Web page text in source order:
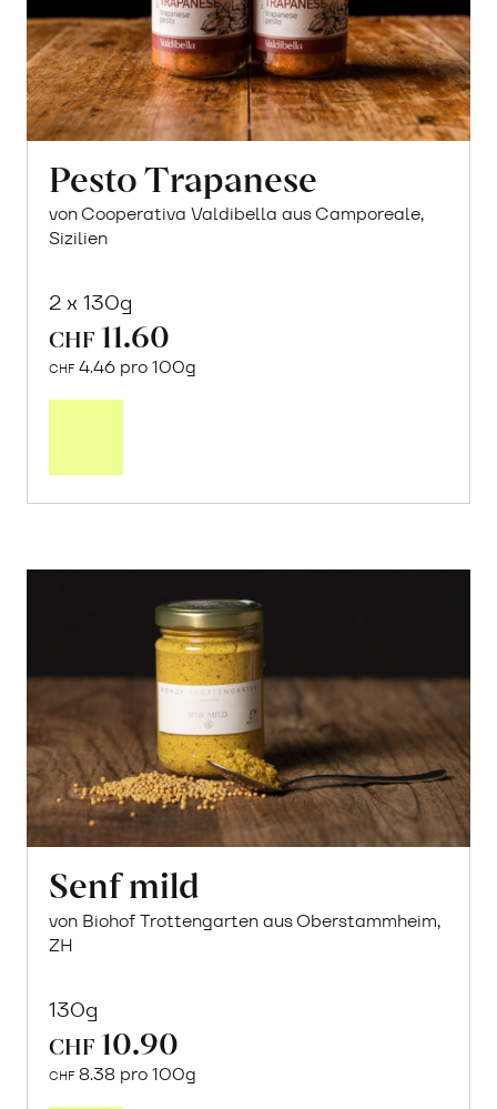
Pesto Trapanese
von Cooperativa Valdibella aus Camporeale,
Sizilien
2 x 130g
CHF 11.60
CHF 4.46 pro 100g
Senf mild
von Biohof Trottengarten aus Oberstammheim,
ZH
130g
CHF 10.90
CHF 8.38 pro 100g